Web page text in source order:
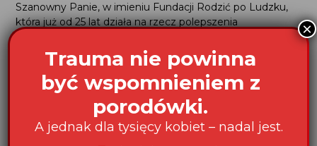
Szanowny Panie, w imieniu Fundacji Rodzić po Ludzku,
która już od 25 lat działa na rzecz polepszenia
standardów opieki okołoporodowej w polskich...
Dobry poród
Trauma nie powinna
być wspomnieniem z
porodówki.
A jednak dla tysięcy kobiet – nadal jest.
×